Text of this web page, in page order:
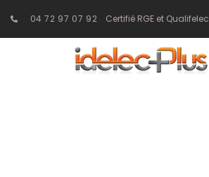
04 72 97 07 92 Certifié RGE et Qualifelec